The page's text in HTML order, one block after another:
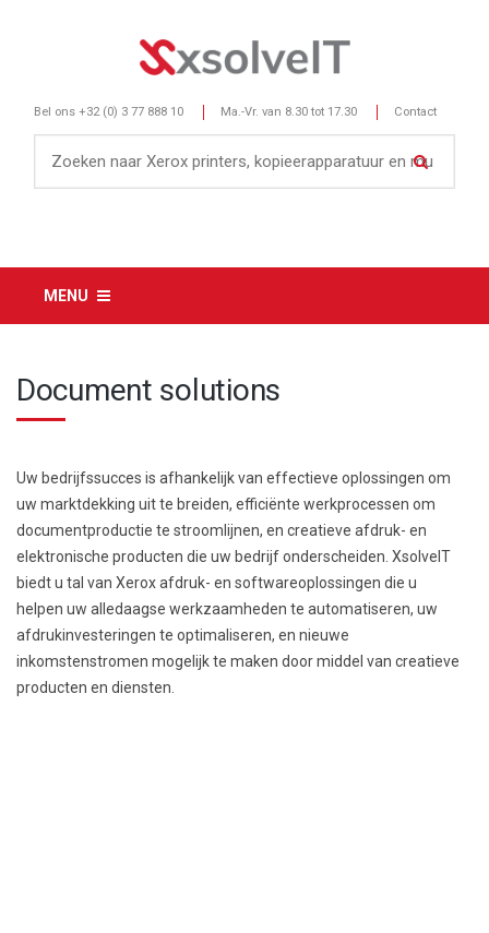
Bel ons +32 (0) 3 77 888 10 Ma.-Vr. van 8.30 tot 17.30 Contact
MENU
Document solutions
Uw bedrijfssucces is afhankelijk van effectieve oplossingen om
uw marktdekking uit te breiden, efficiënte werkprocessen om
documentproductie te stroomlijnen, en creatieve afdruk- en
elektronische producten die uw bedrijf onderscheiden. XsolveIT
biedt u tal van Xerox afdruk- en softwareoplossingen die u
helpen uw alledaagse werkzaamheden te automatiseren, uw
afdrukinvesteringen te optimaliseren, en nieuwe
inkomstenstromen mogelijk te maken door middel van creatieve
producten en diensten.